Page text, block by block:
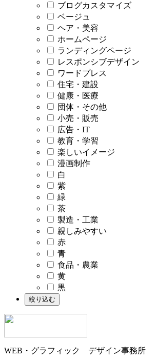
ブログカスタマイズ
ベージュ
ヘア・美容
ホームページ
ランディングページ
レスポンシブデザイン
ワードプレス
住宅・建設
健康・医療
団体・その他
小売・販売
広告・IT
教育・学習
楽しいイメージ
漫画制作
白
紫
緑
茶
製造・工業
親しみやすい
赤
青
食品・農業
黄
黒
WEB・グラフィック デザイン事務所